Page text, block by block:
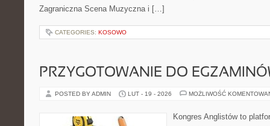
Zagraniczna Scena Muzyczna i […]
CATEGORIES: KOSOWO
PRZYGOTOWANIE DO
POSTED BY ADMIN LUT - 19 - 2026 MOŻLIWOŚĆ
Kongres Anglistów to